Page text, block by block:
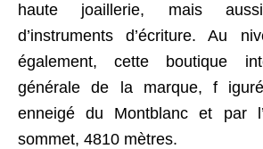
haute joaillerie, mais
d’instruments d’écriture. Au
également, cette boutique
générale de la marque, f
enneigé du Montblanc et par
sommet, 4810 mètres.